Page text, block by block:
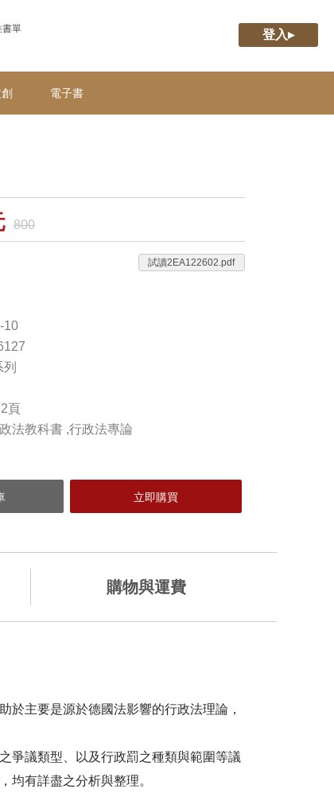
書單
登入▸
電子書
800
10
頁
法教科書 ,行政法專論
試讀2EA122602.pdf
購物與運費
主要是源於德國法影響的行政法理論，
議類型、以及行政罰之種類與範圍等議
均有詳盡之分析與整理。